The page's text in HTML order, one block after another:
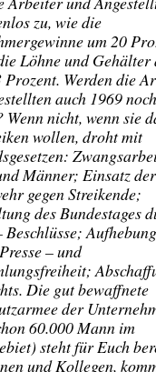
zu, wie die
um 20
Löhne und Gehälter
Prozent. Werden die
auch 1969 noch
Wenn nicht, wenn sie
wollen, droht mit
Männer; Einsatz der
gegen Streikende;
des Bundestages
– und
Die gut bewaffnete
der
60.000 Mann im
steht für Euch
und Kollegen,